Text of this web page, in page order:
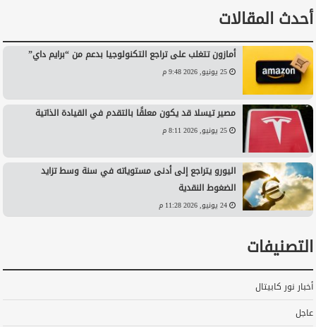
أحدث المقالات
أمازون تتغلب على تراجع التكنولوجيا بدعم من “برايم داي”
25 يونيو, 2026 9:48 م
مصير تيسلا قد يكون معلقًا بالتقدم في القيادة الذاتية
25 يونيو, 2026 8:11 م
اليورو يتراجع إلى أدنى مستوياته في سنة وسط تزايد
الضغوط النقدية
24 يونيو, 2026 11:28 م
التصنيفات
أخبار نور كابيتال
عاجل